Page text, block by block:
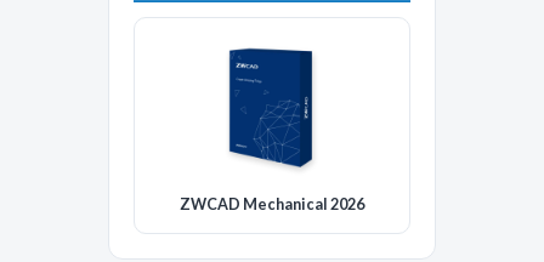
ZWCAD Mechanical 2026